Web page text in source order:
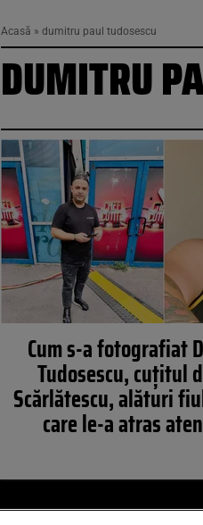
Acasă » dumitru paul tudosescu
DUMITRU
Cum s-a fotografiat
Tudosescu, cuțitul
Scărlătescu, alături
care le-a atras